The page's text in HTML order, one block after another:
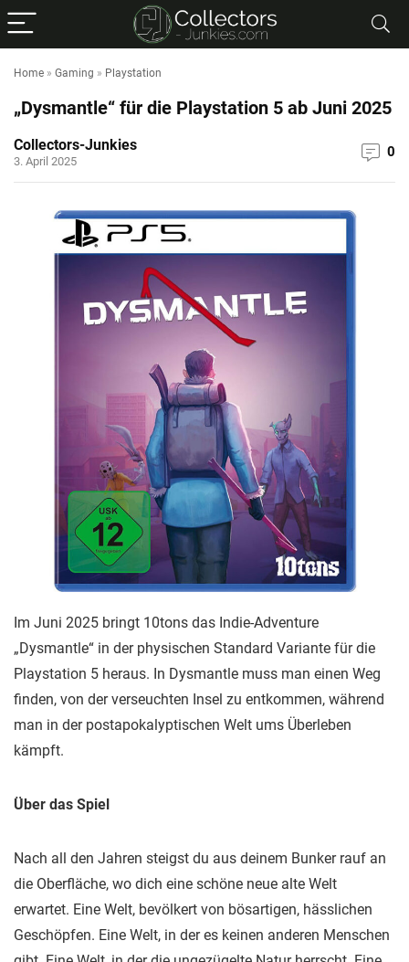
Home » Gaming » Playstation
„Dysmantle“ für die Playstation 5 ab Juni 2025
Collectors-Junkies
3. April 2025
0
Im Juni 2025 bringt 10tons das Indie-Adventure
„Dysmantle“ in der physischen Standard Variante für die
Playstation 5 heraus. In Dysmantle muss man einen Weg
finden, von der verseuchten Insel zu entkommen, während
man in der postapokalyptischen Welt ums Überleben
kämpft.
Über das Spiel
Nach all den Jahren steigst du aus deinem Bunker rauf an
die Oberfläche, wo dich eine schöne neue alte Welt
erwartet. Eine Welt, bevölkert von bösartigen, hässlichen
Geschöpfen. Eine Welt, in der es keinen anderen Menschen